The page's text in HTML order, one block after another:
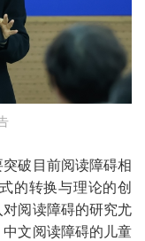
破目前阅读障碍相
的转换与理论的创
阅读障碍的研究尤
文阅读障碍的儿童